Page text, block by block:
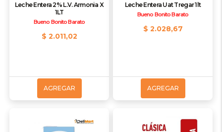
Leche Entera 2% L.V. Armonia X
1LT
Bueno Bonito Barato
$ 2.011,02
AGREGAR
Leche Entera Uat Tregar 1lt
Bueno Bonito Barato
$ 2.028,67
AGREGAR